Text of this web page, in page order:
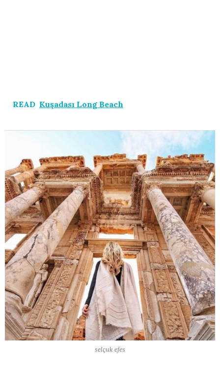
READ Kuşadası Long Beach
selçuk efes